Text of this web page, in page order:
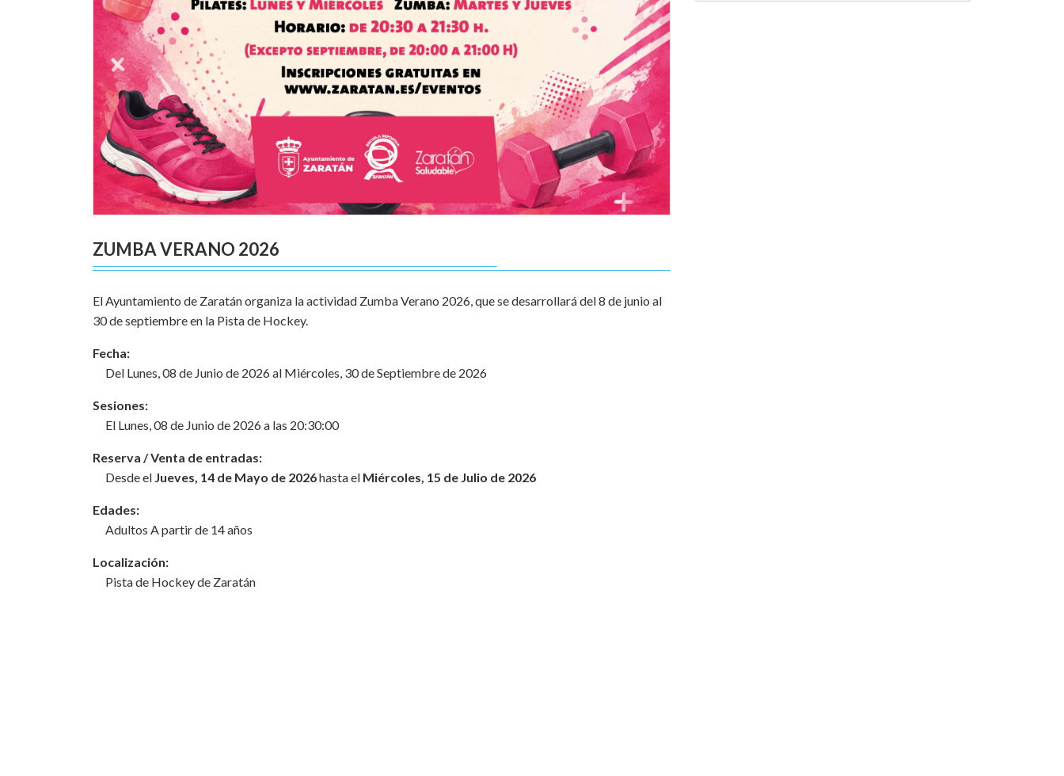
ZUMBA VERANO 2026
El Ayuntamiento de Zaratán organiza la actividad Zumba Verano 2026, que se desarrollará del 8 de junio al
30 de septiembre en la Pista de Hockey.
Fecha:
Del Lunes, 08 de Junio de 2026 al Miércoles, 30 de Septiembre de 2026
Sesiones:
El Lunes, 08 de Junio de 2026 a las 20:30:00
Reserva / Venta de entradas:
Desde el Jueves, 14 de Mayo de 2026hasta el Miércoles, 15 de Julio de 2026
Edades:
Adultos A partir de 14 años
Localización:
Pista de Hockey de Zaratán